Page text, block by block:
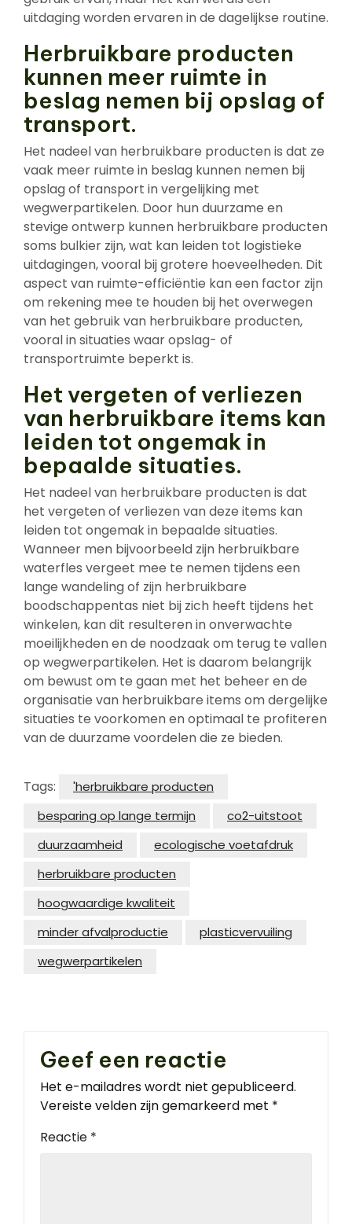
uitdaging worden ervaren in de dagelijkse routine.
Herbruikbare producten
kunnen meer ruimte in
beslag nemen bij opslag of
transport.
Het nadeel van herbruikbare producten is dat ze
vaak meer ruimte in beslag kunnen nemen bij
opslag of transport in vergelijking met
wegwerpartikelen. Door hun duurzame en
stevige ontwerp kunnen herbruikbare producten
soms bulkier zijn, wat kan leiden tot logistieke
uitdagingen, vooral bij grotere hoeveelheden. Dit
aspect van ruimte-efficiëntie kan een factor zijn
om rekening mee te houden bij het overwegen
van het gebruik van herbruikbare producten,
vooral in situaties waar opslag- of
transportruimte beperkt is.
Het vergeten of verliezen
van herbruikbare items kan
leiden tot ongemak in
bepaalde situaties.
Het nadeel van herbruikbare producten is dat
het vergeten of verliezen van deze items kan
leiden tot ongemak in bepaalde situaties.
Wanneer men bijvoorbeeld zijn herbruikbare
waterfles vergeet mee te nemen tijdens een
lange wandeling of zijn herbruikbare
boodschappentas niet bij zich heeft tijdens het
winkelen, kan dit resulteren in onverwachte
moeilijkheden en de noodzaak om terug te vallen
op wegwerpartikelen. Het is daarom belangrijk
om bewust om te gaan met het beheer en de
organisatie van herbruikbare items om dergelijke
situaties te voorkomen en optimaal te profiteren
van de duurzame voordelen die ze bieden.
Tags:
'herbruikbare producten
besparing op lange termijn
co2-uitstoot
duurzaamheid
ecologische voetafdruk
herbruikbare producten
hoogwaardige kwaliteit
minder afvalproductie
plasticvervuiling
wegwerpartikelen
Geef een reactie
Het e-mailadres wordt niet gepubliceerd.
Vereiste velden zijn gemarkeerd met *
Reactie *